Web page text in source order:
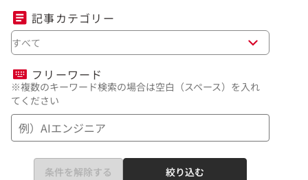
記事カテゴリー
すべて
フリーワード
※複数のキーワード検索の場合は空白（スペース）を入れ
てください
条件を解除する 絞り込む